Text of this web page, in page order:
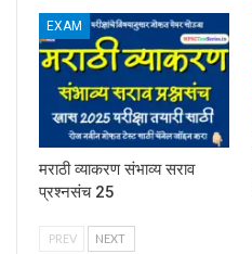
EXAM
मराठी व्याकरण संभाव्य सराव
प्रश्नसंच 25
PREV NEXT